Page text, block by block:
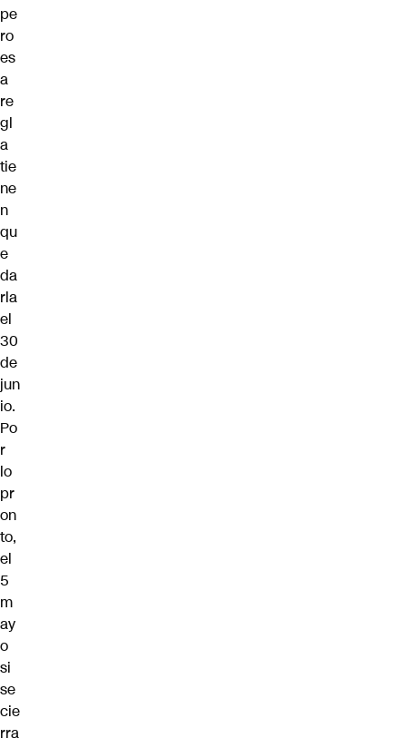
pe
ro
es
a
re
gl
a
tie
ne
n
qu
e
da
rla
el
30
de
jun
io.
Po
r
lo
pr
on
to,
el
5
m
ay
o
si
se
cie
rra